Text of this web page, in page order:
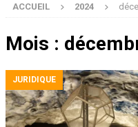
ACCUEIL 2024
Mois :
JURIDIQUE